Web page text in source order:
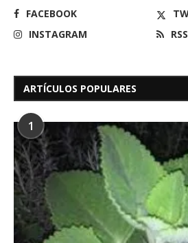
FACEBOOK
INSTAGRAM
RSS
ARTÍCULOS POPULARES
1